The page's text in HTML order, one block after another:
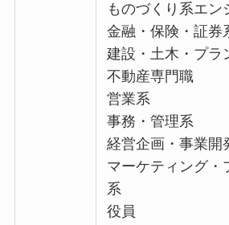
ものづくり系エン
金融・保険・証券
建設・土木・プラ
不動産専門職
営業系
事務・管理系
経営企画・事業開
マーケティング・
系
役員